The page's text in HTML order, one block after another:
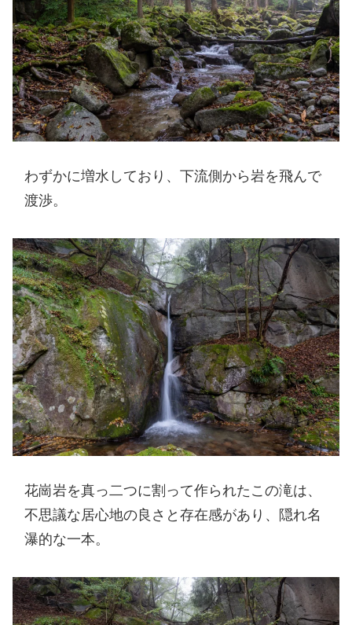
わずかに増水しており、下流側から岩を飛んで
渡渉。
花崗岩を真っ二つに割って作られたこの滝は、
不思議な居心地の良さと存在感があり、隠れ名
瀑的な一本。